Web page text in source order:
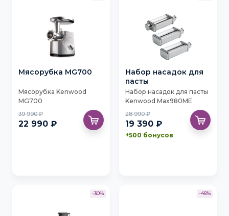
Мясорубка MG700
Мясорубка Kenwood
MG700
39 990 ₽
22 990 ₽
Набор насадок для
пасты
Набор насадок для пасты
Kenwood Max980ME
28 990 ₽
19 390 ₽
+500 бонусов
-30% -45%